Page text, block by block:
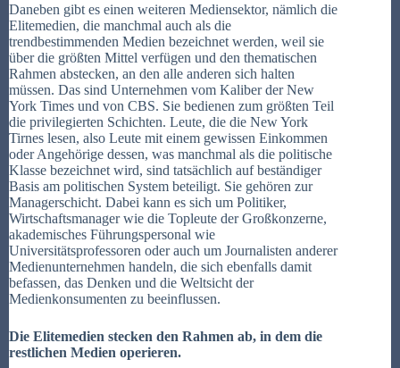
Daneben gibt es einen weiteren Mediensektor, nämlich die
Elitemedien, die manchmal auch als die
trendbestimmenden Medien bezeichnet werden, weil sie
über die größten Mittel verfügen und den thematischen
Rahmen abstecken, an den alle anderen sich halten
müssen. Das sind Unternehmen vom Kaliber der New
York Times und von CBS. Sie bedienen zum größten Teil
die privilegierten Schichten. Leute, die die New York
Tirnes lesen, also Leute mit einem gewissen Einkommen
oder Angehörige dessen, was manchmal als die politische
Klasse bezeichnet wird, sind tatsächlich auf beständiger
Basis am politischen System beteiligt. Sie gehören zur
Managerschicht. Dabei kann es sich um Politiker,
Wirtschaftsmanager wie die Topleute der Großkonzerne,
akademisches Führungspersonal wie
Universitätsprofessoren oder auch um Journalisten anderer
Medienunternehmen handeln, die sich ebenfalls damit
befassen, das Denken und die Weltsicht der
Medienkonsumenten zu beeinflussen.
Die Elitemedien stecken den Rahmen ab, in dem die
restlichen Medien operieren.